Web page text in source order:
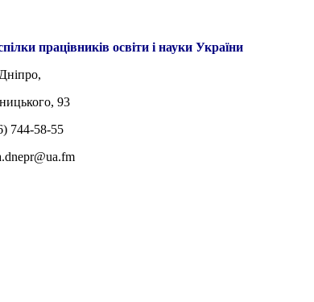
працівників освіти і науки України
93
744-58-55